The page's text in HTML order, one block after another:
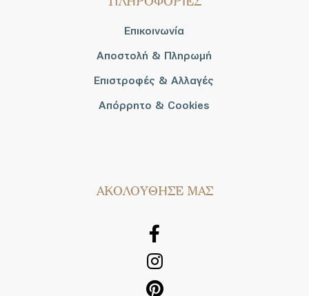
Επικοινωνία
Αποστολή & Πληρωμή
Επιστροφές & Αλλαγές
Απόρρητο & Cookies
AΚΟΛΟΥΘΗΣΕ ΜΑΣ